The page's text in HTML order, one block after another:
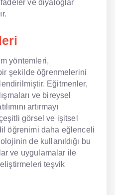
ve diyaloglar
yöntemleri,
şekilde öğrenmelerini
Eğitmenler,
ve bireysel
artırmayı
görsel ve işitsel
öğrenimi daha eğlenceli
de kullanıldığı bu
ve uygulamalar ile
teşvik